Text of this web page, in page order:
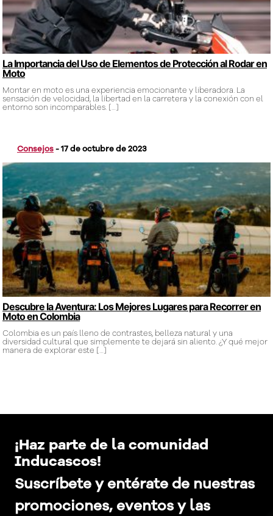
La Importancia del Uso de Elementos de Protección al Rodar en
Moto
Montar en moto es una experiencia emocionante y liberadora. La
sensación de velocidad, la libertad en la carretera y la conexión con el
entorno son incomparables. […]
Consejos-17 de octubre de 2023
Descubre la Aventura: Los Mejores Lugares para Recorrer en
Moto en Colombia
Colombia es un país lleno de contrastes, belleza natural y una
diversidad cultural que simplemente te dejará sin aliento. ¿Y qué mejor
manera de explorar este […]
¡Haz parte de la comunidad
Inducascos!
Suscríbete y entérate de nuestras
promociones, eventos y las